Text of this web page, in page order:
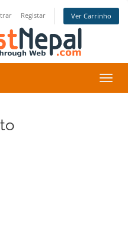
Registar Ver Carrinho